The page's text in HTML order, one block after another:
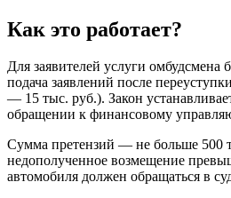
Как это работает?
Для заявителей услуги
подача заявлений после
— 15 тыс. руб.). Закон
обращении к финансовому
Сумма претензий — не больше 500
недополученное возмещение
автомобиля должен обращаться в